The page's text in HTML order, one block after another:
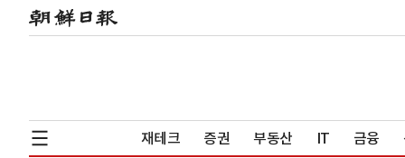
재테크 증권 부동산 IT 금융